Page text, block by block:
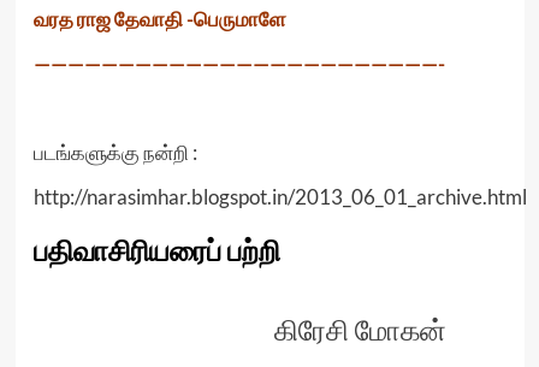
வரத ராஜ தேவாதி -பெருமாளே
————————————————————————-
படங்களுக்கு நன்றி :
http://narasimhar.blogspot.in/2013_06_01_archive.html
பதிவாசிரியரைப் பற்றி
கிரேசி மோகன்